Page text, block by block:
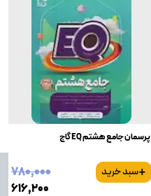
پرسمان جامع هشتم EQ گاج
+سبد خرید
۷۸۰٬۰۰۰
۶۱۶٬۲۰۰